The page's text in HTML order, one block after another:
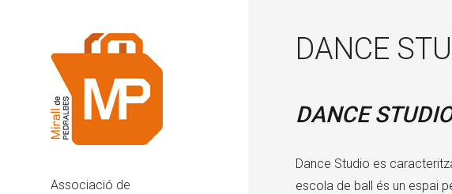
Associació de
DANCE
DANCE
Dance Studio es
escola de ball és un espai